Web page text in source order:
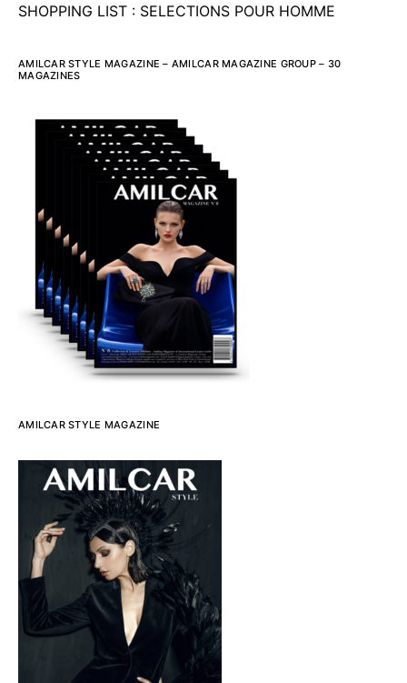
SHOPPING LIST : SELECTIONS POUR HOMME
AMILCAR STYLE MAGAZINE – AMILCAR MAGAZINE GROUP – 30
MAGAZINES
AMILCAR STYLE MAGAZINE